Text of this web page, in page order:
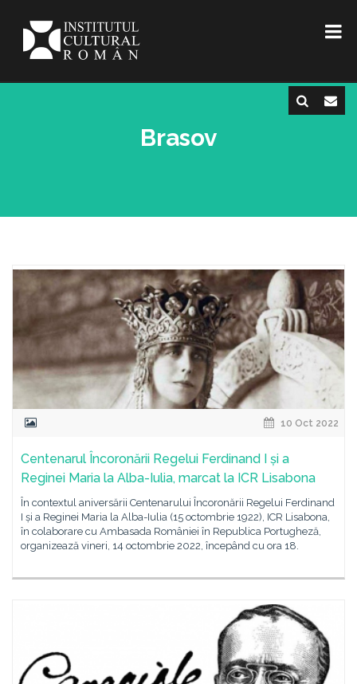
Brasov
10 Oct 2022
Centenarul Încoronării Regelui Ferdinand I și a
Reginei Maria la Alba-Iulia, marcat la ICR Lisabona
În contextul aniversării Centenarului Încoronării Regelui Ferdinand
I și a Reginei Maria la Alba-Iulia (15 octombrie 1922), ICR Lisabona,
în colaborare cu Ambasada României în Republica Portugheză,
organizează vineri, 14 octombrie 2022, începând cu ora 18.